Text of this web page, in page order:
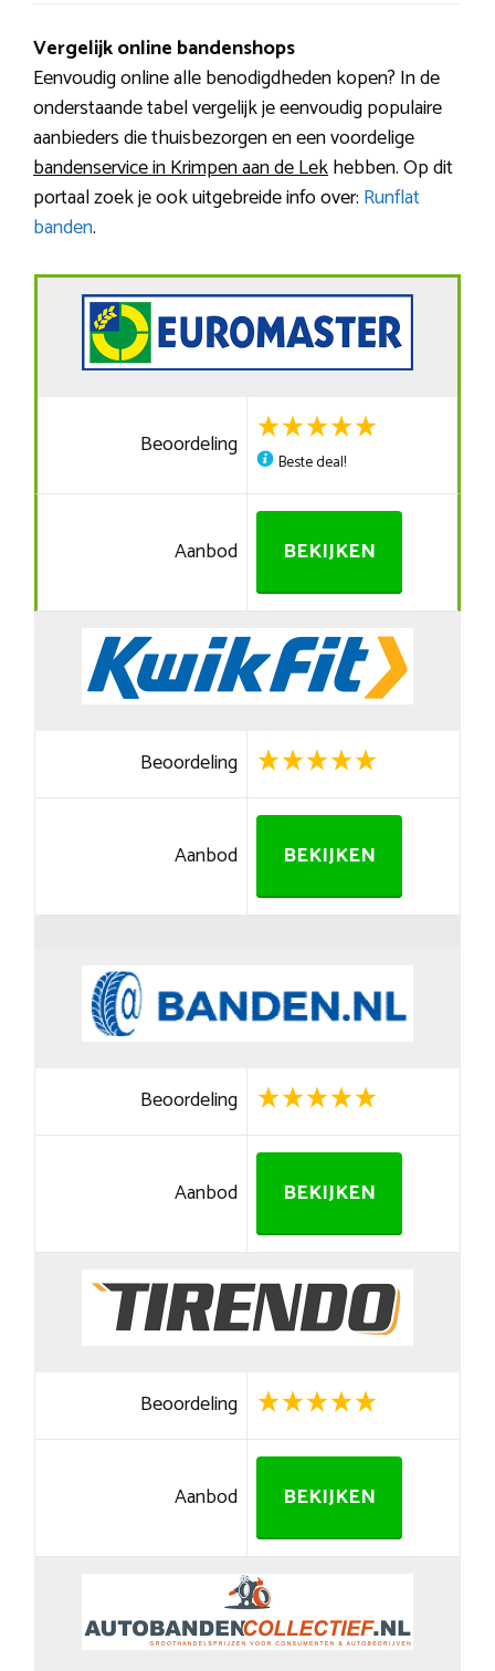
Vergelijk online bandenshops
Eenvoudig online alle benodigdheden kopen? In de
onderstaande tabel vergelijk je eenvoudig populaire
aanbieders die thuisbezorgen en een voordelige
bandenservice in Krimpen aan de Lekhebben. Op dit
portaal zoek je ook uitgebreide info over: Runflat
banden.
Beoordeling
Beste deal!
Aanbod BEKIJKEN
Beoordeling
Aanbod BEKIJKEN
Beoordeling
Aanbod BEKIJKEN
Beoordeling
Aanbod BEKIJKEN